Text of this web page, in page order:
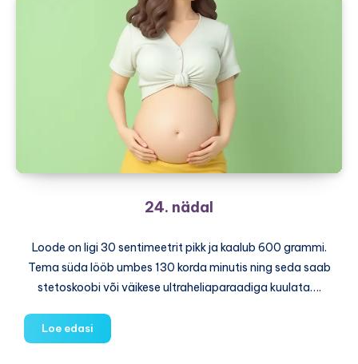
24. nädal
Loode on ligi 30 sentimeetrit pikk ja kaalub 600 grammi.
Tema süda lööb umbes 130 korda minutis ning seda saab
stetoskoobi või väikese ultraheliaparaadiga kuulata….
Loe edasi
nädal